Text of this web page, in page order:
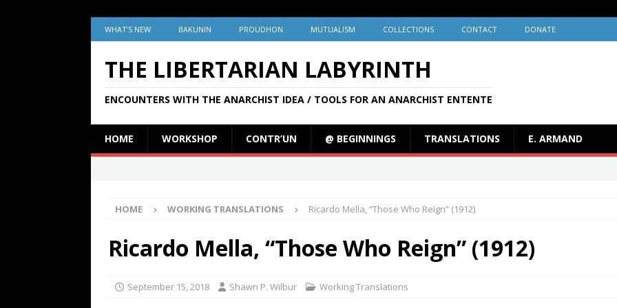
WHAT’S NEW BAKUNIN PROUDHON MUTUALISM COLLECTIONS CONTACT DONATE
THE LIBERTARIAN LABYRINTH
ENCOUNTERS WITH THE ANARCHIST IDEA / TOOLS FOR AN ANARCHIST ENTENTE
HOME WORKSHOP CONTR’UN @ BEGINNINGS TRANSLATIONS E. ARMAND
HOME WORKING TRANSLATIONS Ricardo Mella, “Those Who Reign” (1912)
Ricardo Mella, “Those Who Reign” (1912)
September 15, 2018 Shawn P. Wilbur Working Translations